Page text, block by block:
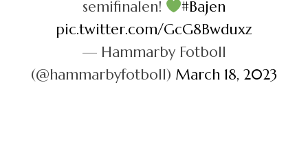
semifinalen!
#Bajen
pic.twitter.com/GcG8Bwduxz
— Hammarby Fotboll
(@hammarbyfotboll) March 18, 2023